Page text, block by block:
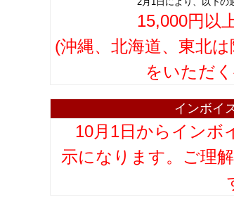
15,000円以
(沖縄、北海道、東北
をいただ
インボイ
10月1日からインボ
示になります。ご理